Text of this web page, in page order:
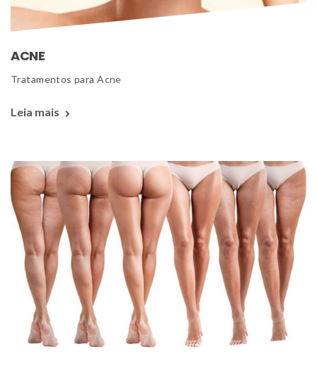
ACNE
Tratamentos para Acne
Leia mais